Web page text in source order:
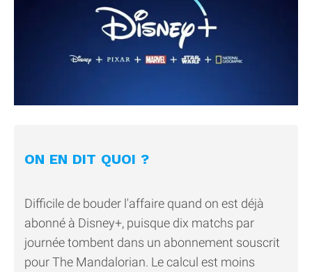
ON EN DIT QUOI ?
Difficile de bouder l'affaire quand on est déjà
abonné à Disney+, puisque dix matchs par
journée tombent dans un abonnement souscrit
pour The Mandalorian. Le calcul est moins